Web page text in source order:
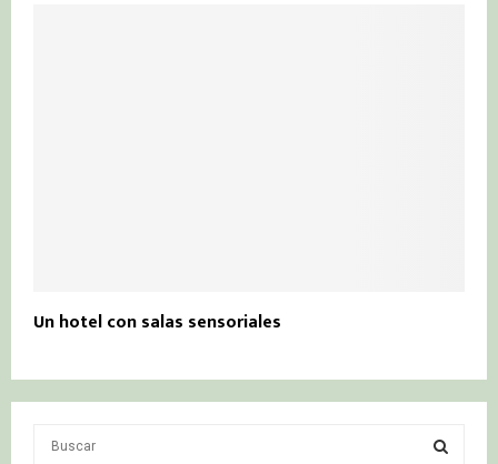
Un hotel con salas sensoriales